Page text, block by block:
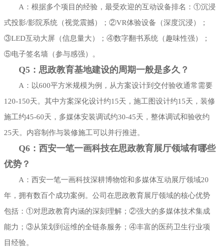
A：根据多个项目的经验，最受欢迎的互动设备排名：①沉浸
式投影/影院系统（视觉震撼）；②VR体验设备（深度沉浸）；
③LED互动大屏（信息量大）；④数字翻书系统（趣味性强）；
⑤电子签名墙（参与感强）。
Q5：思政教育基地建设的周期一般是多久？
A：以600平方米规模为例，从方案设计到交付验收通常需要
120-150天。其中方案深化设计约15天，施工图设计约15天，装修
施工约45-60天，多媒体安装调试约30-45天，整体调试和验收约
25天。内容制作与装修施工可以并行推进。
Q6：西安一笔一画科技在思政教育展厅领域有哪些
优势？
A：西安一笔一画科技深耕博物馆和多媒体互动展厅领域20
年，拥有数百个成功案例。公司在思政教育展厅领域的核心优势
包括：①对思政教育内涵的深刻理解；②强大的多媒体技术集成
能力；③从策划到运维的全链条服务；④丰富的医药卫生行业项
目经验。